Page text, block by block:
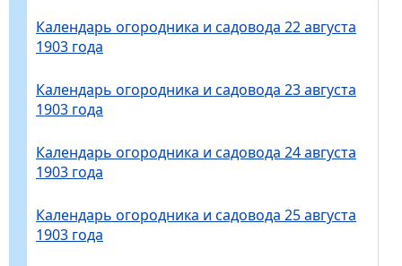
Календарь огородника и садовода 22 августа
1903 года
Календарь огородника и садовода 23 августа
1903 года
Календарь огородника и садовода 24 августа
1903 года
Календарь огородника и садовода 25 августа
1903 года